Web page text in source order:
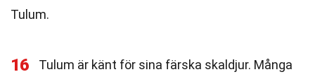
Tulum.
16
Tulum är känt för sina färska skaldjur. Många